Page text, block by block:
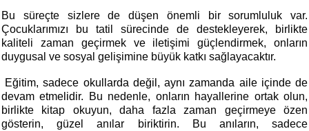
Bu süreçte sizlere de düşen önemli bir sorumluluk var.
Çocuklarımızı bu tatil sürecinde de destekleyerek, birlikte
kaliteli zaman geçirmek ve iletişimi güçlendirmek, onların
duygusal ve sosyal gelişimine büyük katkı sağlayacaktır.
Eğitim, sadece okullarda değil, aynı zamanda aile içinde de
devam etmelidir.
Bu nedenle, onların hayallerine ortak olun,
birlikte kitap okuyun, daha fazla zaman geçirmeye özen
gösterin, güzel anılar biriktirin. Bu anıların, sadece